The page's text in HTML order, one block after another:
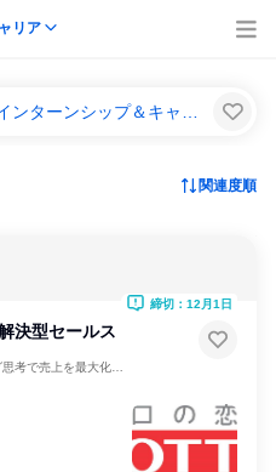
リア
関連度順
決型セールス
締切：12月1日